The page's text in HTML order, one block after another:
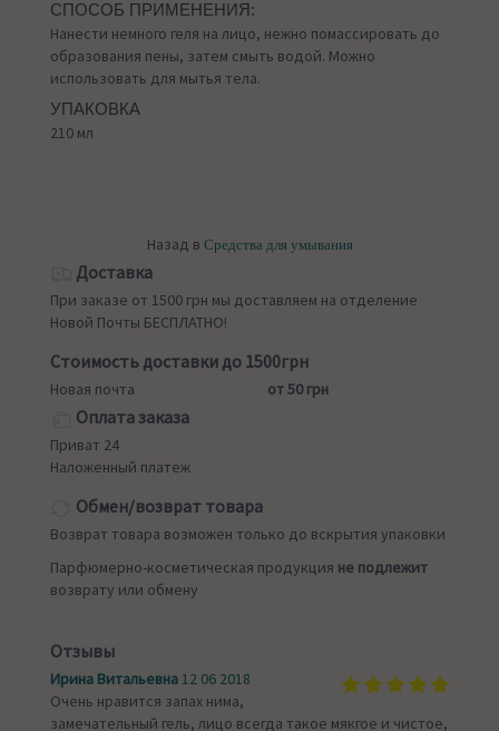
СПОСОБ ПРИМЕНЕНИЯ:
Нанести немного геля на лицо, нежно помассировать до
образования пены, затем смыть водой. Можно
использовать для мытья тела.
УПАКОВКА
210 мл
Назад в Средства для умывания
Доставка
При заказе от 1500 грн мы доставляем на отделение
Новой Почты БЕСПЛАТНО!
Стоимость доставки до 1500грн
Новая почта от 50 грн
Оплата заказа
Приват 24
Наложенный платеж
Обмен/возврат товара
Возврат товара возможен только до вскрытия упаковки
Парфюмерно-косметическая продукция не подлежит
возврату или обмену
Отзывы
Ирина Витальевна 12 06 2018
Очень нравится запах нима,
замечательный гель, лицо всегда такое мякгое и чистое,